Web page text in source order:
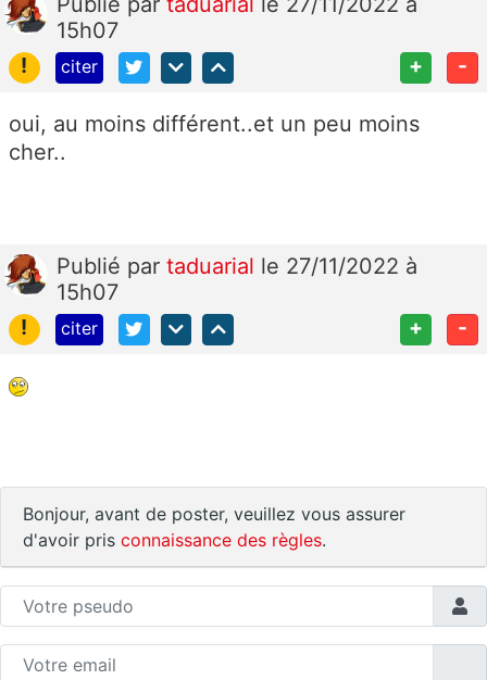
15h07
!
citer + -
oui, au moins différent..et un peu moins
cher..
Publié par taduarial le 27/11/2022 à
15h07
!
citer + -
Bonjour, avant de poster, veuillez vous assurer
d'avoir pris connaissance des règles.